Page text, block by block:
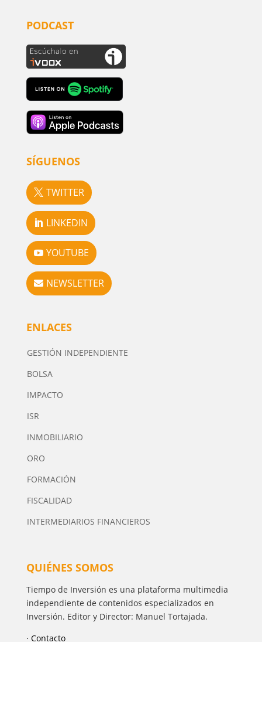
PODCAST
SÍGUENOS
TWITTER
LINKEDIN
YOUTUBE
NEWSLETTER
ENLACES
GESTIÓN INDEPENDIENTE
BOLSA
IMPACTO
ISR
INMOBILIARIO
ORO
FORMACIÓN
FISCALIDAD
INTERMEDIARIOS FINANCIEROS
QUIÉNES SOMOS
Tiempo de Inversión es una plataforma multimedia
independiente de contenidos especializados en
Inversión. Editor y Director: Manuel Tortajada.
· Contacto